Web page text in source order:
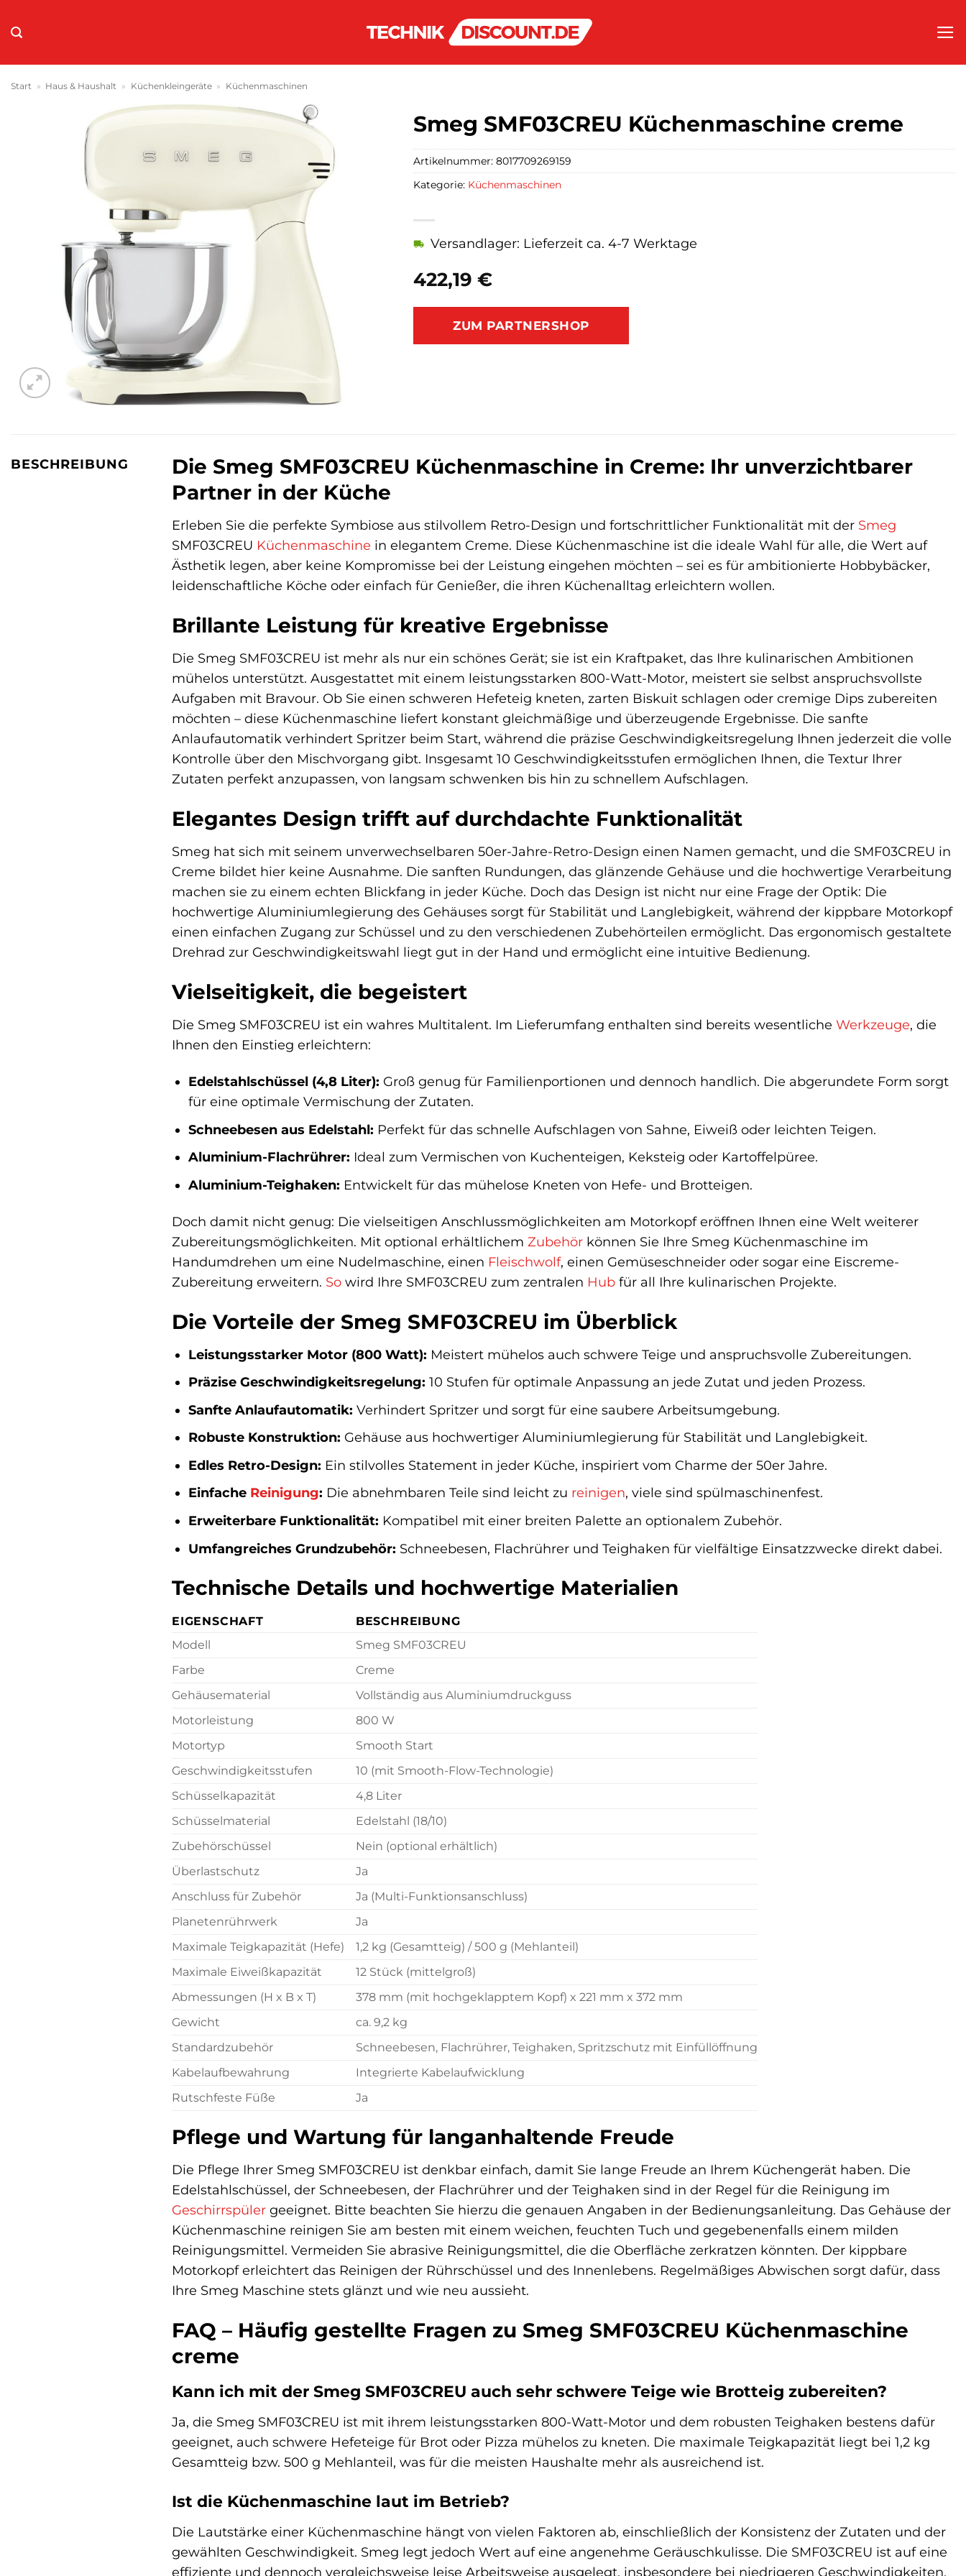
Inhalt
Start » Haus & Haushalt » Küchenkleingeräte » Küchenmaschinen
Smeg SMF03CREU Küchenmaschine creme
422,19 €
Versandlager: Lieferzeit ca. 4-7 Werktage
ZUM PARTNERSHOP
Artikelnummer: 8017709269159
Kategorie: Küchenmaschinen
BESCHREIBUNG
Die Smeg SMF03CREU Küchenmaschine in Creme: Ihr unverzichtbarer
Partner in der Küche
Erleben Sie die perfekte Symbiose aus stilvollem Retro-Design und fortschrittlicher Funktionalität mit der Smeg
SMF03CREU Küchenmaschine in elegantem Creme. Diese Küchenmaschine ist die ideale Wahl für alle, die Wert auf
Ästhetik legen, aber keine Kompromisse bei der Leistung eingehen möchten – sei es für ambitionierte Hobbybäcker,
leidenschaftliche Köche oder einfach für Genießer, die ihren Küchenalltag erleichtern wollen.
Brillante Leistung für kreative Ergebnisse
Die Smeg SMF03CREU ist mehr als nur ein schönes Gerät; sie ist ein Kraftpaket, das Ihre kulinarischen Ambitionen
mühelos unterstützt. Ausgestattet mit einem leistungsstarken 800-Watt-Motor, meistert sie selbst anspruchsvollste
Aufgaben mit Bravour. Ob Sie einen schweren Hefeteig kneten, zarten Biskuit schlagen oder cremige Dips zubereiten
möchten – diese Küchenmaschine liefert konstant gleichmäßige und überzeugende Ergebnisse. Die sanfte
Anlaufautomatik verhindert Spritzer beim Start, während die präzise Geschwindigkeitsregelung Ihnen jederzeit die volle
Kontrolle über den Mischvorgang gibt. Insgesamt 10 Geschwindigkeitsstufen ermöglichen Ihnen, die Textur Ihrer
Zutaten perfekt anzupassen, von langsam schwenken bis hin zu schnellem Aufschlagen.
Elegantes Design trifft auf durchdachte Funktionalität
Smeg hat sich mit seinem unverwechselbaren 50er-Jahre-Retro-Design einen Namen gemacht, und die SMF03CREU in
Creme bildet hier keine Ausnahme. Die sanften Rundungen, das glänzende Gehäuse und die hochwertige Verarbeitung
machen sie zu einem echten Blickfang in jeder Küche. Doch das Design ist nicht nur eine Frage der Optik: Die
hochwertige Aluminiumlegierung des Gehäuses sorgt für Stabilität und Langlebigkeit, während der kippbare Motorkopf
einen einfachen Zugang zur Schüssel und zu den verschiedenen Zubehörteilen ermöglicht. Das ergonomisch gestaltete
Drehrad zur Geschwindigkeitswahl liegt gut in der Hand und ermöglicht eine intuitive Bedienung.
Vielseitigkeit, die begeistert
Die Smeg SMF03CREU ist ein wahres Multitalent. Im Lieferumfang enthalten sind bereits wesentliche Werkzeuge, die
Ihnen den Einstieg erleichtern:
Edelstahlschüssel (4,8 Liter): Groß genug für Familienportionen und dennoch handlich. Die abgerundete Form sorgt
für eine optimale Vermischung der Zutaten.
Schneebesen aus Edelstahl: Perfekt für das schnelle Aufschlagen von Sahne, Eiweiß oder leichten Teigen.
Aluminium-Flachrührer: Ideal zum Vermischen von Kuchenteigen, Keksteig oder Kartoffelpüree.
Aluminium-Teighaken: Entwickelt für das mühelose Kneten von Hefe- und Brotteigen.
Doch damit nicht genug: Die vielseitigen Anschlussmöglichkeiten am Motorkopf eröffnen Ihnen eine Welt weiterer
Zubereitungsmöglichkeiten. Mit optional erhältlichem Zubehör können Sie Ihre Smeg Küchenmaschine im
Handumdrehen um eine Nudelmaschine, einen Fleischwolf, einen Gemüseschneider oder sogar eine Eiscreme-
Zubereitung erweitern. So wird Ihre SMF03CREU zum zentralen Hub für all Ihre kulinarischen Projekte.
Die Vorteile der Smeg SMF03CREU im Überblick
Leistungsstarker Motor (800 Watt): Meistert mühelos auch schwere Teige und anspruchsvolle Zubereitungen.
Präzise Geschwindigkeitsregelung: 10 Stufen für optimale Anpassung an jede Zutat und jeden Prozess.
Sanfte Anlaufautomatik: Verhindert Spritzer und sorgt für eine saubere Arbeitsumgebung.
Robuste Konstruktion: Gehäuse aus hochwertiger Aluminiumlegierung für Stabilität und Langlebigkeit.
Edles Retro-Design: Ein stilvolles Statement in jeder Küche, inspiriert vom Charme der 50er Jahre.
Einfache Reinigung: Die abnehmbaren Teile sind leicht zu reinigen, viele sind spülmaschinenfest.
Erweiterbare Funktionalität: Kompatibel mit einer breiten Palette an optionalem Zubehör.
Umfangreiches Grundzubehör: Schneebesen, Flachrührer und Teighaken für vielfältige Einsatzzwecke direkt dabei.
Technische Details und hochwertige Materialien
EIGENSCHAFT
BESCHREIBUNG
Modell
Smeg SMF03CREU
Farbe
Creme
Gehäusematerial
Vollständig aus Aluminiumdruckguss
Motorleistung
800 W
Motortyp
Smooth Start
Geschwindigkeitsstufen
10 (mit Smooth-Flow-Technologie)
Schüsselkapazität
4,8 Liter
Schüsselmaterial
Edelstahl (18/10)
Zubehörschüssel
Nein (optional erhältlich)
Überlastschutz
Ja
Anschluss für Zubehör
Ja (Multi-Funktionsanschluss)
Planetenrührwerk
Ja
Maximale Teigkapazität (Hefe)
1,2 kg (Gesamtteig) / 500 g (Mehlanteil)
Maximale Eiweißkapazität
12 Stück (mittelgroß)
Abmessungen (H x B x T)
378 mm (mit hochgeklapptem Kopf) x 221 mm x 372 mm
Gewicht
ca. 9,2 kg
Standardzubehör
Schneebesen, Flachrührer, Teighaken, Spritzschutz mit Einfüllöffnung
Kabelaufbewahrung
Integrierte Kabelaufwicklung
Rutschfeste Füße
Ja
Pflege und Wartung für langanhaltende Freude
Die Pflege Ihrer Smeg SMF03CREU ist denkbar einfach, damit Sie lange Freude an Ihrem Küchengerät haben. Die
Edelstahlschüssel, der Schneebesen, der Flachrührer und der Teighaken sind in der Regel für die Reinigung im
Geschirrspüler geeignet. Bitte beachten Sie hierzu die genauen Angaben in der Bedienungsanleitung. Das Gehäuse der
Küchenmaschine reinigen Sie am besten mit einem weichen, feuchten Tuch und gegebenenfalls einem milden
Reinigungsmittel. Vermeiden Sie abrasive Reinigungsmittel, die die Oberfläche zerkratzen könnten. Der kippbare
Motorkopf erleichtert das Reinigen der Rührschüssel und des Innenlebens. Regelmäßiges Abwischen sorgt dafür, dass
Ihre Smeg Maschine stets glänzt und wie neu aussieht.
FAQ – Häufig gestellte Fragen zu Smeg SMF03CREU Küchenmaschine
creme
Kann ich mit der Smeg SMF03CREU auch sehr schwere Teige wie Brotteig zubereiten?
Ja, die Smeg SMF03CREU ist mit ihrem leistungsstarken 800-Watt-Motor und dem robusten Teighaken bestens dafür
geeignet, auch schwere Hefeteige für Brot oder Pizza mühelos zu kneten. Die maximale Teigkapazität liegt bei 1,2 kg
Gesamtteig bzw. 500 g Mehlanteil, was für die meisten Haushalte mehr als ausreichend ist.
Ist die Küchenmaschine laut im Betrieb?
Die Lautstärke einer Küchenmaschine hängt von vielen Faktoren ab, einschließlich der Konsistenz der Zutaten und der
gewählten Geschwindigkeit. Smeg legt jedoch Wert auf eine angenehme Geräuschkulisse. Die SMF03CREU ist auf eine
effiziente und dennoch vergleichsweise leise Arbeitsweise ausgelegt, insbesondere bei niedrigeren Geschwindigkeiten.